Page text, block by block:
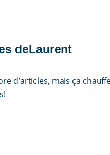
deLaurent
d’articles, mais ça